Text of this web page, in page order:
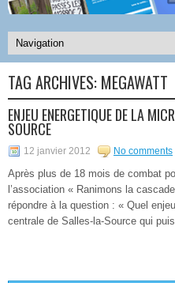
TAG ARCHIVES: MEGAWATT
ENJEU ENERGETIQUE DE LA
SOURCE
12 janvier 2012 No comments
Après plus de 18 mois de combat
l’association « Ranimons la
répondre à la question : « Quel
centrale de Salles-la-Source qui